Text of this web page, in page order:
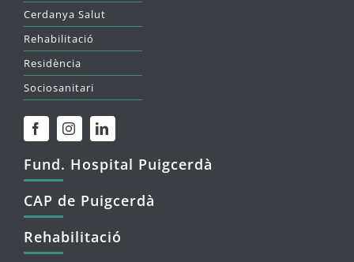
Cerdanya Salut
Rehabilitació
Residència
Sociosanitari
Fund. Hospital Puigcerdà
CAP de Puigcerdà
Rehabilitació